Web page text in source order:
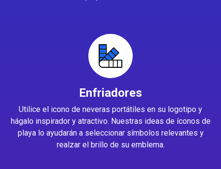
Enfriadores
Utilice el icono de neveras portátiles en su logotipo y
hágalo inspirador y atractivo. Nuestras ideas de íconos de
playa lo ayudarán a seleccionar símbolos relevantes y
realzar el brillo de su emblema.